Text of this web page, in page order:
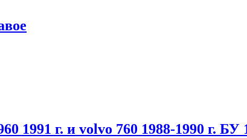
1991 г. и volvo 760 1988-1990 г. БУ